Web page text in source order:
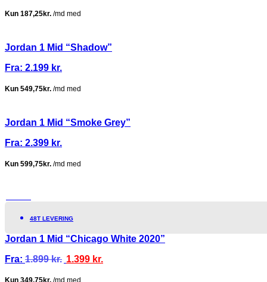
Jordan 1 Mid “Shadow”
Fra: 2.199 kr.
Jordan 1 Mid “Smoke Grey”
Fra: 2.399 kr.
48T LEVERING
Jordan 1 Mid “Chicago White 2020”
Fra: 1.899kr. 1.399 kr.